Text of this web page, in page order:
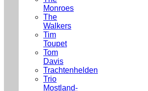
Monroes
The
Walkers
Tim
Toupet
Tom
Davis
Trachtenhelden
Trio
Mostland-